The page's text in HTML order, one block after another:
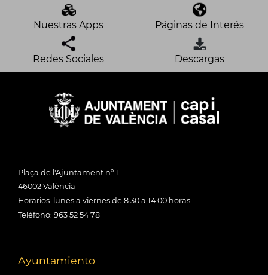
Nuestras Apps Páginas de Interés
Redes Sociales Descargas
Plaça de l'Ajuntament nº 1
46002 València
Horarios: lunes a viernes de 8:30 a 14:00 horas
Teléfono: 963 52 54 78
Ayuntamiento